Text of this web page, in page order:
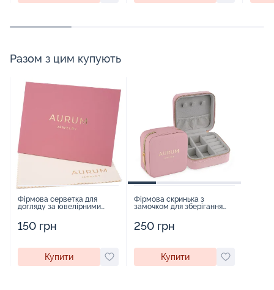
Разом з цим купують
Фірмова серветка для
догляду за ювелірними
150 грн
Купити
Фірмова скринька з
замочком для зберігання
250 грн
Купити